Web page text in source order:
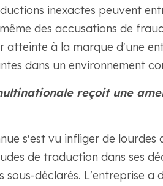
inexactes peuvent
des accusations de
atteinte à la marque d'une
dans un environnement
reçoit une
s'est vu infliger de lourdes
de traduction dans ses
sous-déclarés. L'entreprise a